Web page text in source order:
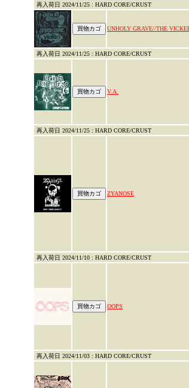
再入荷日 2024/11/25 : HARD CORE/CRUST
UNHOLY GRAVE//THE
再入荷日 2024/11/25 : HARD CORE/CRUST
V.A.
再入荷日 2024/11/25 : HARD CORE/CRUST
ZYANOSE
再入荷日 2024/11/10 : HARD CORE/CRUST
OOPS
再入荷日 2024/11/03 : HARD CORE/CRUST